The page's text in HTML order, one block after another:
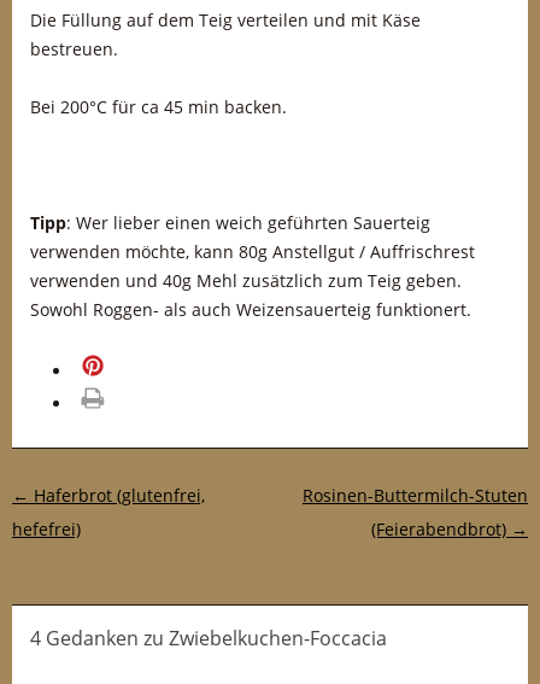
Die Füllung auf dem Teig verteilen und mit Käse
bestreuen.
Bei 200°C für ca 45 min backen.
Tipp: Wer lieber einen weich geführten Sauerteig
verwenden möchte, kann 80g Anstellgut / Auffrischrest
verwenden und 40g Mehl zusätzlich zum Teig geben.
Sowohl Roggen- als auch Weizensauerteig funktionert.
Post-Navigation
← Haferbrot (glutenfrei,
hefefrei)
Rosinen-Buttermilch-Stuten
(Feierabendbrot) →
4 Gedanken zu Zwiebelkuchen-Foccacia